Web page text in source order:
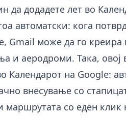
да додадете лет во
автоматски: кога
Gmail може да го креира
и аеродроми. Така,
Календарот на Google:
внесување со
маршрутата со еден